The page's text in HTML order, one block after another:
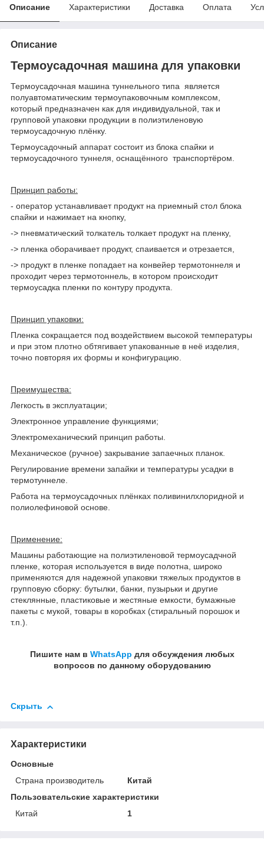
Описание Характеристики Доставка Оплата
Описание
Термоусадочная машина для упаковки
Термоусадочная машина туннельного типа является
полуавтоматическим термоупаковочным комплексом,
который предназначен как для индивидуальной, так и
групповой упаковки продукции в полиэтиленовую
термоусадочную плёнку.
Термоусадочный аппарат состоит из блока спайки и
термоусадочного туннеля, оснащённого транспортёром.
Принцип работы:
- оператор устанавливает продукт на приемный стол блока
спайки и нажимает на кнопку,
-> пневматический толкатель толкает продукт на пленку,
-> пленка оборачивает продукт, спаивается и отрезается,
-> продукт в пленке попадает на конвейер термотоннеля и
проходит через термотоннель, в котором происходит
термоусадка пленки по контуру продукта.
Принцип упаковки:
Пленка сокращается под воздействием высокой температуры
и при этом плотно обтягивает упакованные в неё изделия,
точно повторяя их формы и конфигурацию.
Преимущества:
Легкость в эксплуатации;
Электронное управление функциями;
Электромеханический принцип работы.
Механическое (ручное) закрывание запаечных планок.
Регулирование времени запайки и температуры усадки в
термотуннеле.
Работа на термоусадочных плёнках поливинилхлоридной и
полиолефиновой основе.
Применение:
Машины работающие на полиэтиленовой термоусадчной
пленке, которая используется в виде полотна, широко
применяются для надежной упаковки тяжелых продуктов в
групповую сборку: бутылки, банки, пузырьки и другие
стеклянные, пластиковые и жестяные емкости, бумажные
пакеты с мукой, товары в коробках (стиральный порошок и
т.п.).
Пишите нам в WhatsApp для обсуждения любых
вопросов по данному оборудованию
Скрыть
Характеристики
Основные
Страна производитель
Китай
Пользовательские характеристики
Китай
1